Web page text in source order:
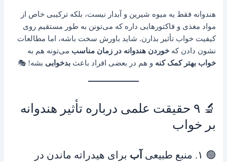
هندوانه فقط یه میوه شیرین و آبدار نیست، بلکه ترکیبی خاص از
مواد مغذی و فاکتورهایی داره که می‌تونن به طور مستقیم روی
کیفیت خواب تأثیر بذارن. شاید باورش سخت باشه، اما مطالعات
نشون دادن کهخوردن هندوانه در زمان مناسب می‌تونه هم به
خواب بهتر کمک کنه و هم در بعضی افراد باعثبدخوابی بشه! 🎭
🔬 ۹ حقیقت علمی درباره تأثیر هندوانه
بر خواب
🟢 ۱. منبع طبیعی آب برای هیدراته ماندن در